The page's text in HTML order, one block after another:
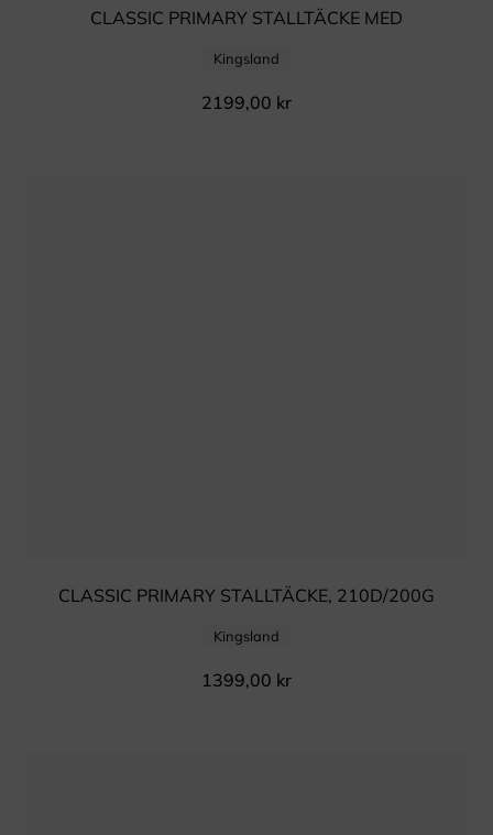
CLASSIC PRIMARY STALLTÄCKE MED
Kingsland
2199,00 kr
CLASSIC PRIMARY STALLTÄCKE, 210D/200G
Kingsland
1399,00 kr